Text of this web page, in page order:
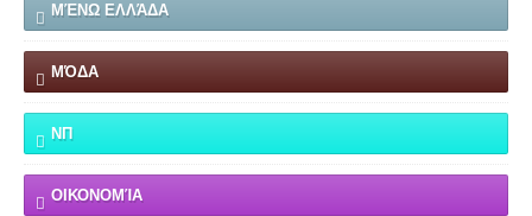
ΜΈΝΩ ΕΛΛΆΔΑ
ΜΌΔΑ
ΝΠ
ΟΙΚΟΝΟΜΊΑ